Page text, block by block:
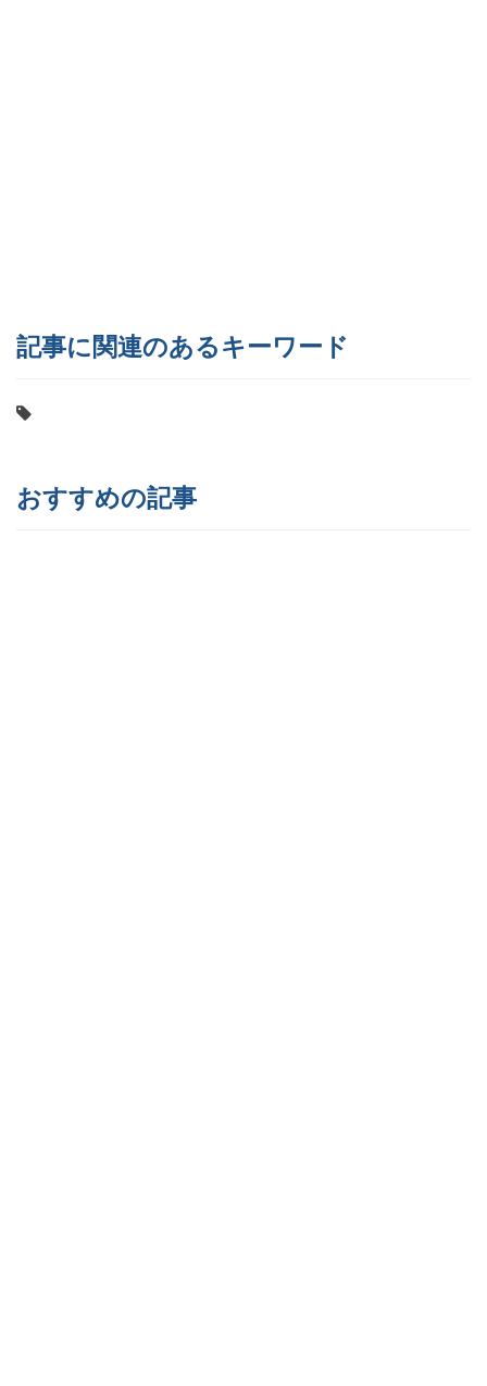
記事に関連のあるキーワード
おすすめの記事